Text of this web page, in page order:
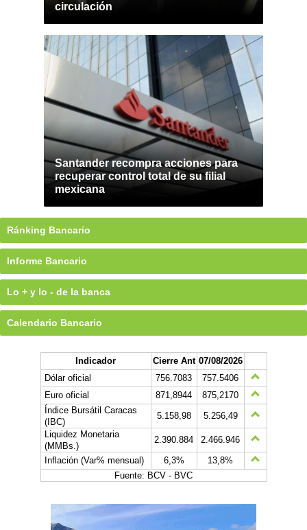
circulación
Santander recompra acciones para
recuperar control total de su filial
mexicana
Ránking Bancario
Informe Bancario
Lo + y lo - de la banca
Calendario Bancario
Indicador Cierre Ant 07/08/2026
Dólar oficial
756.7083
757.5406
Euro oficial
871,8944
875,2170
Índice Bursátil Caracas
(IBC)
5.158,98
5.256,49
Liquidez Monetaria
(MMBs.)
2.390.884
2.466.946
Inflación (Var% mensual)
6,3%
13,8%
Fuente: BCV - BVC